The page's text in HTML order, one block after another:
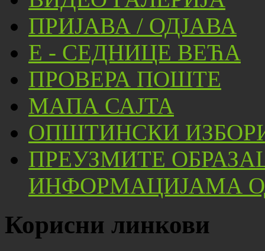
ПРИЈАВА / ОДЈАВА
Е - СЕДНИЦЕ ВЕЋА
ПРОВЕРА ПОШТЕ
МАПА САЈТА
ОПШТИНСКИ
ПРЕУЗМИТЕ
ИНФОРМАЦИЈАМА
Корисни линкови